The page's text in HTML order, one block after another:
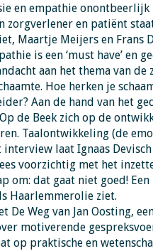
en empathie onontbeerlijk
zorgverlener en patiënt
Maartje Meijers en Frans
is een ‘must have’ en
aan het thema van
Hoe herken je
Aan de hand van het
de Beek zich op de
Taalontwikkeling (de
laat Ignaas Devisch
voorzichtig met het
om: dat gaat niet goed!
Haarlemmerolie ziet.
Weg van Jan Oosting,
motiverende
op praktische en